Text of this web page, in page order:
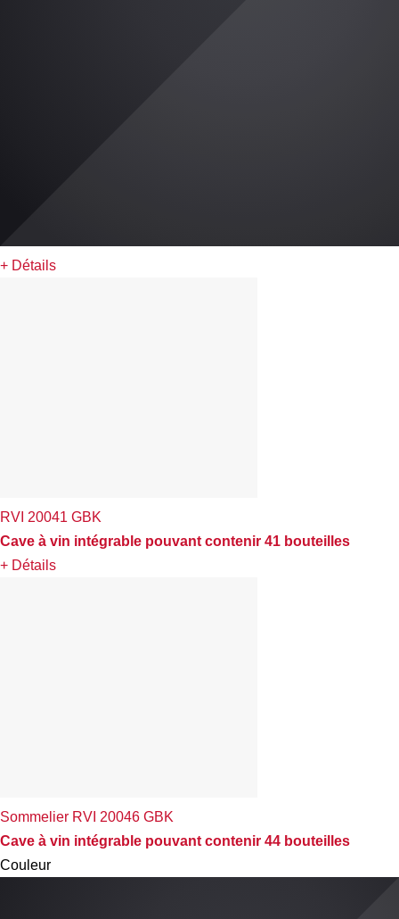
+ Détails
RVI 20041 GBK
Cave à vin intégrable pouvant contenir 41 bouteilles
+ Détails
Sommelier RVI 20046 GBK
Cave à vin intégrable pouvant contenir 44 bouteilles
Couleur